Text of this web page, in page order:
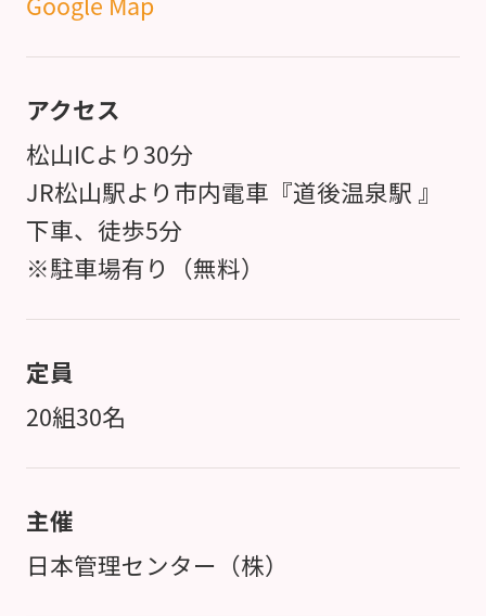
アクセス
松山ICより30分
JR松山駅より市内電車『道後温泉駅 』
下車、徒歩5分
※駐車場有り（無料）
定員
20組30名
主催
日本管理センター（株）